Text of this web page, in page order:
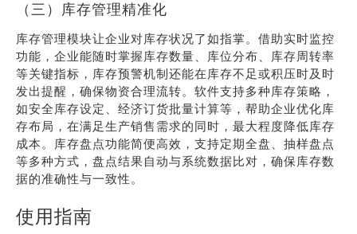
（三）库存管理精准化
库存管理模块让企业对库存状况了如指掌。借助实时监控
功能，企业能随时掌握库存数量、库位分布、库存周转率
等关键指标，库存预警机制还能在库存不足或积压时及时
发出提醒，确保物资合理流转。软件支持多种库存策略，
如安全库存设定、经济订货批量计算等，帮助企业优化库
存布局，在满足生产销售需求的同时，最大程度降低库存
成本。库存盘点功能简便高效，支持定期全盘、抽样盘点
等多种方式，盘点结果自动与系统数据比对，确保库存数
据的准确性与一致性。
使用指南